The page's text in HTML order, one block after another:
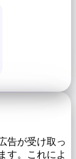
告が受け取っ
す。これによ